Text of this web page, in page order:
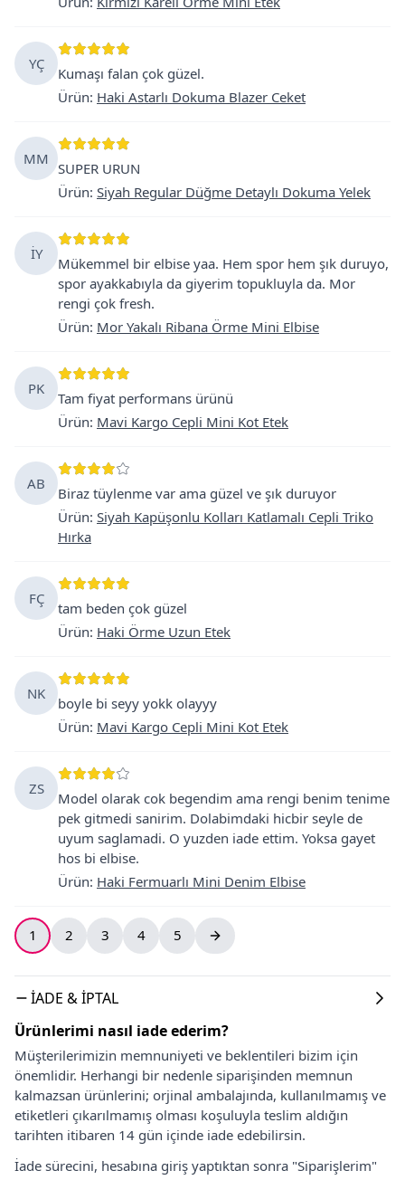
YÇ
Kumaşı falan çok güzel.
Ürün: Haki Astarlı Dokuma Blazer Ceket
MM
SUPER URUN
Ürün: Siyah Regular Düğme Detaylı Dokuma Yelek
İY
Mükemmel bir elbise yaa. Hem spor hem şık duruyo,
spor ayakkabıyla da giyerim topukluyla da. Mor
rengi çok fresh.
Ürün: Mor Yakalı Ribana Örme Mini Elbise
PK
Tam fiyat performans ürünü
Ürün: Mavi Kargo Cepli Mini Kot Etek
AB
Biraz tüylenme var ama güzel ve şık duruyor
Ürün: Siyah Kapüşonlu Kolları Katlamalı Cepli Triko
Hırka
FÇ
tam beden çok güzel
Ürün: Haki Örme Uzun Etek
NK
boyle bi seyy yokk olayyy
Ürün: Mavi Kargo Cepli Mini Kot Etek
ZS
Model olarak cok begendim ama rengi benim tenime
pek gitmedi sanirim. Dolabimdaki hicbir seyle de
uyum saglamadi. O yuzden iade ettim. Yoksa gayet
hos bi elbise.
Ürün: Haki Fermuarlı Mini Denim Elbise
1 2 3 4 5
İADE & İPTAL
Ürünlerimi nasıl iade ederim?
Müşterilerimizin memnuniyeti ve beklentileri bizim için
önemlidir. Herhangi bir nedenle siparişinden memnun
kalmazsan ürünlerini; orjinal ambalajında, kullanılmamış ve
etiketleri çıkarılmamış olması koşuluyla teslim aldığın
tarihten itibaren 14 gün içinde iade edebilirsin.
İade sürecini, hesabına giriş yaptıktan sonra "Siparişlerim"